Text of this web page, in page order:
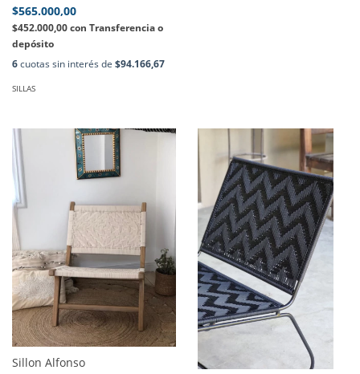
$565.000,00
$452.000,00con Transferencia o
depósito
6cuotas sin interés de $94.166,67
SILLAS
Sillon Alfonso